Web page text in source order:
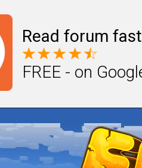
Read forum
FREE - on